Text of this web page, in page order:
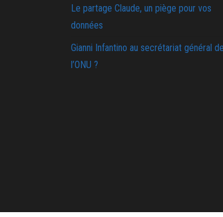
Le partage Claude, un piège pour vos
données
Gianni Infantino au secrétariat général de
l’ONU ?